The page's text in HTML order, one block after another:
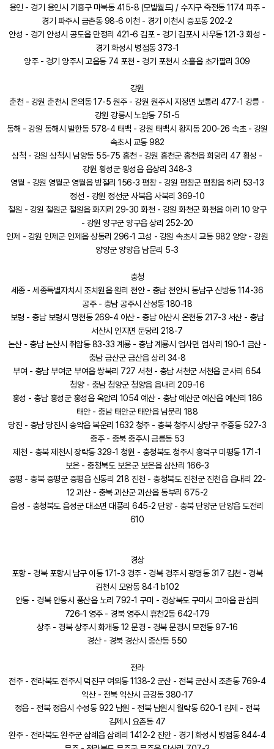
용인 - 경기 용인시 기흥구 마북동 415-8 (모빌월드) / 수지구 죽전동 1174 파주 -
경기 파주시 금촌동 98-6 이천 - 경기 이천시 증포동 202-2
안성 - 경기 안성시 공도읍 만정리 421-6 김포 - 경기 김포시 사우동 121-3 화성 -
경기 화성시 병점동 373-1
양주 - 경기 양주시 고읍동 74 포천 - 경기 포천시 소흘읍 초가팔리 309
강원
춘천 - 강원 춘천시 온의동 17-5 원주 - 강원 원주시 지정면 보통리 477-1 강릉 -
강원 강릉시 노암동 751-5
동해 - 강원 동해시 발한동 578-4 태백 - 강원 태백시 황지동 200-26 속초 - 강원
속초시 교동 982
삼척 - 강원 삼척시 남양동 55-75 홍천 - 강원 홍천군 홍천읍 희망리 47 횡성 -
강원 횡성군 횡성읍 읍상리 348-3
영월 - 강원 영월군 영월읍 방절리 156-3 평창 - 강원 평창군 평창읍 하리 53-13
정선 - 강원 정선군 사북읍 사북리 369-10
철원 - 강원 철원군 철원읍 화지리 29-30 화천 - 강원 화천군 화천읍 아리 10 양구
- 강원 양구군 양구읍 상리 252-20
인제 - 강원 인제군 인제읍 상동리 296-1 고성 - 강원 속초시 교동 982 양양 - 강원
양양군 양양읍 남문리 5-3
충청
세종 - 세종특별자치시 조치원읍 원리 천안 - 충남 천안시 동남구 신방동 114-36
공주 - 충남 공주시 산성동 180-18
보령 - 충남 보령시 명천동 269-4 아산 - 충남 아산시 온천동 217-3 서산 - 충남
서산시 인지면 둔당리 218-7
논산 - 충남 논산시 취암동 83-33 계룡 - 충남 계룡시 엄사면 엄사리 190-1 금산 -
충남 금산군 금산읍 상리 34-8
부여 - 충남 부여군 부여읍 쌍북리 727 서천 - 충남 서천군 서천읍 군사리 654
청양 - 충남 청양군 청양읍 읍내리 209-16
홍성 - 충남 홍성군 홍성읍 옥암리 1054 예산 - 충남 예산군 예산읍 예산리 186
태안 - 충남 태안군 태안읍 남문리 188
당진 - 충남 당진시 송악읍 복운리 1632 청주 - 충북 청주시 상당구 주중동 527-3
충주 - 충북 충주시 금릉동 53
제천 - 충북 제천시 장락동 329-1 청원 - 충청북도 청주시 흥덕구 미평동 171-1
보은 - 충청북도 보은군 보은읍 삼산리 166-3
증평 - 충북 증평군 증평읍 신동리 218 진천 - 충청북도 진천군 진천읍 읍내리 22-
12 괴산 - 충북 괴산군 괴산읍 동부리 675-2
음성 - 충청북도 음성군 대소면 대풍리 645-2 단양 - 충북 단양군 단양읍 도전리
610
경상
포항 - 경북 포항시 남구 이동 171-3 경주 - 경북 경주시 광명동 317 김천 - 경북
김천시 모암동 84-1 b102
안동 - 경북 안동시 풍산읍 노리 792-1 구미 - 경상북도 구미시 고아읍 관심리
726-1 영주 - 경북 영주시 휴천2동 642-179
상주 - 경북 상주시 화개동 12 문경 - 경북 문경시 모전동 97-16
경산 - 경북 경산시 중산동 550
전라
전주 - 전라북도 전주시 덕진구 여의동 1138-2 군산 - 전북 군산시 조촌동 769-4
익산 - 전북 익산시 금강동 380-17
정읍 - 전북 정읍시 수성동 922 남원 - 전북 남원시 월락동 620-1 김제 - 전북
김제시 요촌동 47
완주 - 전라북도 완주군 삼례읍 삼례리 1412-2 진안 - 경기 화성시 병점동 844-4